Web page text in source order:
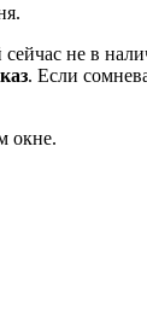
не в
. Если
окне.